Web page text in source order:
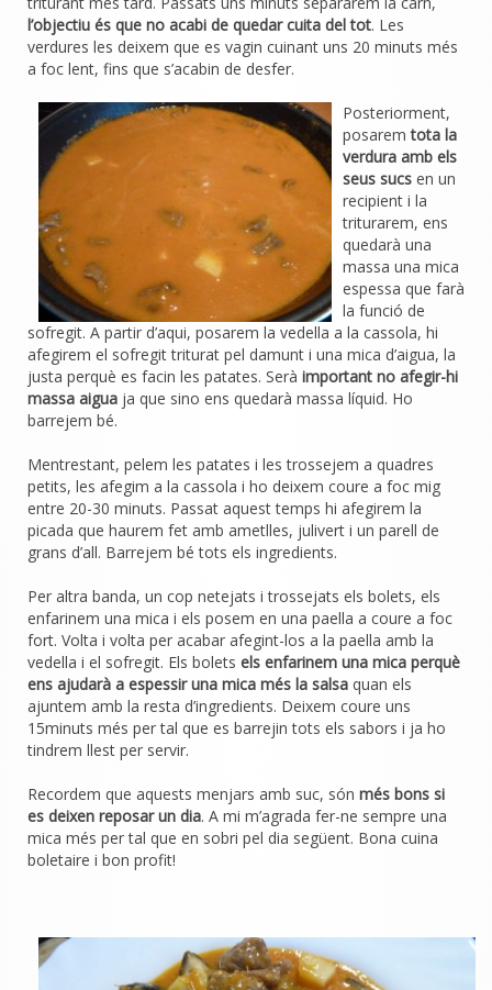
l’objectiu és que no acabi de quedar cuita del tot. Les
verdures les deixem que es vagin cuinant uns 20 minuts més
a foc lent, fins que s’acabin de desfer.
Posteriorment,
posaremtota la
verdura amb els
seus sucs en un
recipient i la
triturarem, ens
quedarà una
massa una mica
espessa que farà
la funció de
sofregit. A partir d’aqui, posarem la vedella a la cassola, hi
afegirem el sofregit triturat pel damunt i una mica d’aigua, la
justa perquè es facin les patates. Serà important no afegir-hi
massa aigua ja que sino ens quedarà massa líquid. Ho
barrejem bé.
Mentrestant, pelem les patates i les trossejem a quadres
petits, les afegim a la cassola i ho deixem coure a foc mig
entre 20-30 minuts. Passat aquest temps hi afegirem la
picada que haurem fet amb ametlles, julivert i un parell de
grans d’all. Barrejem bé tots els ingredients.
Per altra banda, un cop netejats i trossejats els bolets, els
enfarinem una mica i els posem en una paella a coure a foc
fort. Volta i volta per acabar afegint-los a la paella amb la
vedella i el sofregit. Els bolets els enfarinem una mica perquè
ens ajudarà a espessir una mica més la salsa quan els
ajuntem amb la resta d’ingredients. Deixem coure uns
15minuts més per tal que es barrejin tots els sabors i ja ho
tindrem llest per servir.
Recordem que aquests menjars amb suc, són més bons si
es deixen reposar un dia. A mi m’agrada fer-ne sempre una
mica més per tal que en sobri pel dia següent. Bona cuina
boletaire i bon profit!